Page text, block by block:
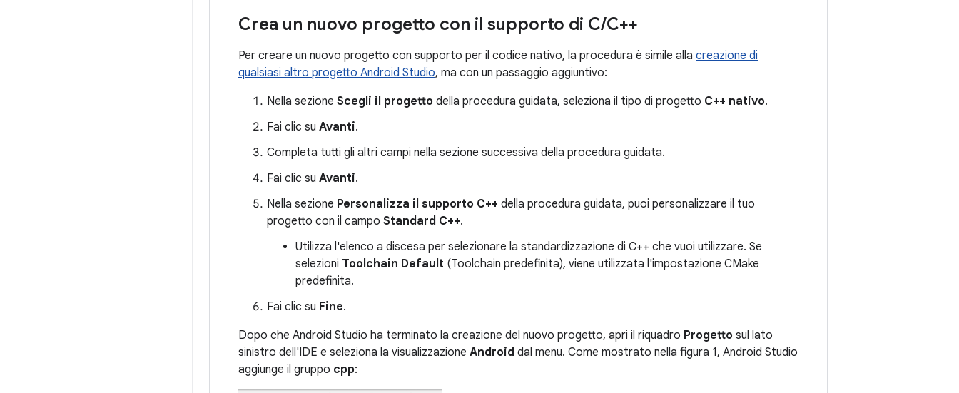
Crea un nuovo progetto con il supporto di C/C++
Per creare un nuovo progetto con supporto per il codice nativo, la procedura è simile alla creazione di
qualsiasi altro progetto Android Studio, ma con un passaggio aggiuntivo:
Nella sezione Scegli il progetto della procedura guidata, seleziona il tipo di progetto C++ nativo.
Fai clic su Avanti.
Completa tutti gli altri campi nella sezione successiva della procedura guidata.
Fai clic su Avanti.
Nella sezione Personalizza il supporto C++ della procedura guidata, puoi personalizzare il tuo
progetto con il campo Standard C++.
Utilizza l'elenco a discesa per selezionare la standardizzazione di C++ che vuoi utilizzare. Se
selezioni Toolchain Default (Toolchain predefinita), viene utilizzata l'impostazione CMake
predefinita.
Fai clic su Fine.
Dopo che Android Studio ha terminato la creazione del nuovo progetto, apri il riquadro Progetto sul lato
sinistro dell'IDE e seleziona la visualizzazione Android dal menu. Come mostrato nella figura 1, Android Studio
aggiunge il gruppo cpp: